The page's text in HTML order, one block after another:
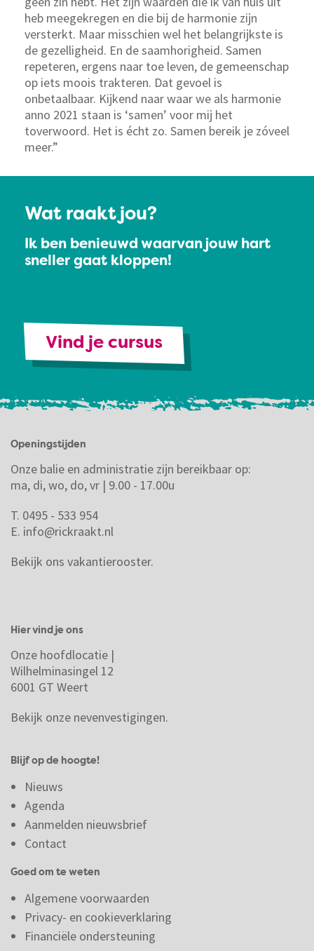
heb meegekregen en die bij de harmonie zijn
versterkt. Maar misschien wel het belangrijkste is
de gezelligheid. En de saamhorigheid. Samen
repeteren, ergens naar toe leven, de gemeenschap
op iets moois trakteren. Dat gevoel is
onbetaalbaar. Kijkend naar waar we als harmonie
anno 2021 staan is ‘samen’ voor mij het
toverwoord. Het is écht zo. Samen bereik je zóveel
meer.”
Wat raakt jou?
Ik ben benieuwd waarvan jouw hart
sneller gaat kloppen!
Vind je cursus
Openingstijden
Onze balie en administratie zijn bereikbaar op:
ma, di, wo, do, vr | 9.00 - 17.00u
T. 0495 - 533 954
E. info@rickraakt.nl
Bekijk ons vakantierooster.
Hier vind je ons
Onze hoofdlocatie |
Wilhelminasingel 12
6001 GT Weert
Bekijk onze nevenvestigingen.
Blijf op de hoogte!
Nieuws
Agenda
Aanmelden nieuwsbrief
Contact
Goed om te weten
Algemene voorwaarden
Privacy- en cookieverklaring
Financiële ondersteuning